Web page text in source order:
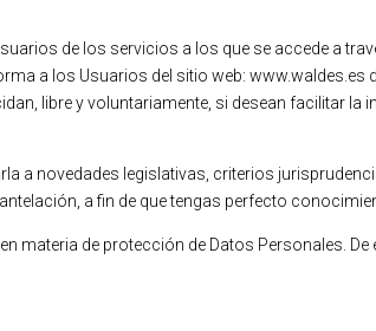
de los servicios a los que se accede a
a los Usuarios del sitio web:
libre y voluntariamente, si desean facilitar la
a novedades legislativas, criterios
a fin de que tengas perfecto
materia de protección de Datos Personales. De